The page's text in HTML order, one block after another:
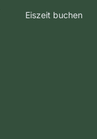
Eiszeit buchen